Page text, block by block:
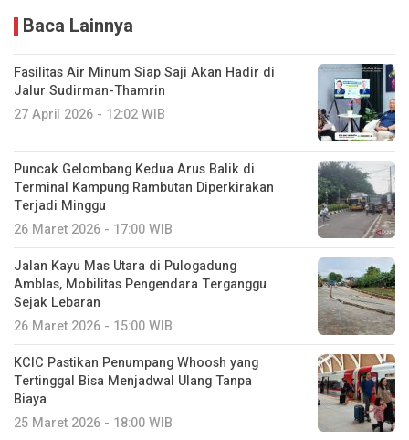
Baca Lainnya
Fasilitas Air Minum Siap Saji Akan Hadir di
Jalur Sudirman-Thamrin
27 April 2026 - 12:02 WIB
Puncak Gelombang Kedua Arus Balik di
Terminal Kampung Rambutan Diperkirakan
Terjadi Minggu
26 Maret 2026 - 17:00 WIB
Jalan Kayu Mas Utara di Pulogadung
Amblas, Mobilitas Pengendara Terganggu
Sejak Lebaran
26 Maret 2026 - 15:00 WIB
KCIC Pastikan Penumpang Whoosh yang
Tertinggal Bisa Menjadwal Ulang Tanpa
Biaya
25 Maret 2026 - 18:00 WIB